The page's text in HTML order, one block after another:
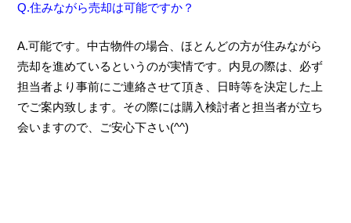
Q.住みながら売却は可能ですか？
A.可能です。中古物件の場合、ほとんどの方が住みながら
売却を進めているというのが実情です。内見の際は、必ず
担当者より事前にご連絡させて頂き、日時等を決定した上
でご案内致します。その際には購入検討者と担当者が立ち
会いますので、ご安心下さい(^^)